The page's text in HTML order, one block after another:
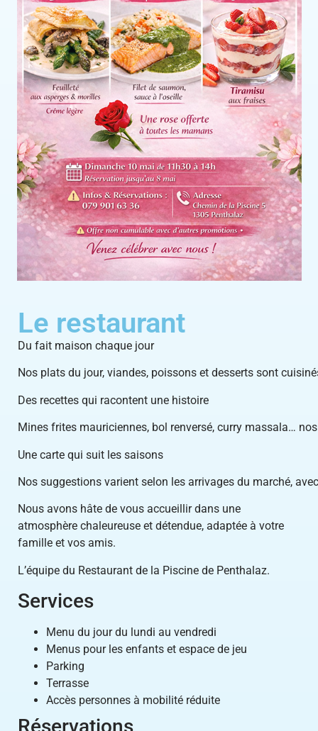
Le restaurant
Du fait maison chaque jour
Nos plats du jour, viandes, poissons et desserts sont
Des recettes qui racontent une histoire
Mines frites mauriciennes, bol renversé, curry massala…
Une carte qui suit les saisons
Nos suggestions varient selon les arrivages du marché,
Nous avons hâte de vous accueillir dans une
atmosphère chaleureuse et détendue, adaptée à votre
famille et vos amis.
L’équipe du Restaurant de la Piscine de Penthalaz.
Services
Menu du jour du lundi au vendredi
Menus pour les enfants et espace de jeu
Parking
Terrasse
Accès personnes à mobilité réduite